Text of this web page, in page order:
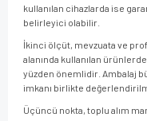
kullanılan cihazlarda ise
belirleyici olabilir.
İkinci ölçüt, mevzuata ve
alanında kullanılan
yüzden önemlidir. Ambalaj
imkanı birlikte
Üçüncü nokta, toplu alım